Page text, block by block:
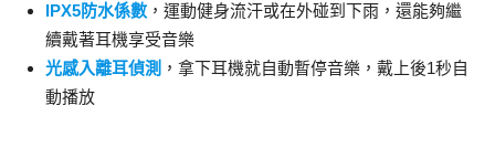
IPX5防水係數 ，運動健身流汗或在外碰到下雨，還能夠繼
續戴著耳機享受音樂
光感入離耳偵測 ，拿下耳機就自動暫停音樂，戴上後1秒自
動播放